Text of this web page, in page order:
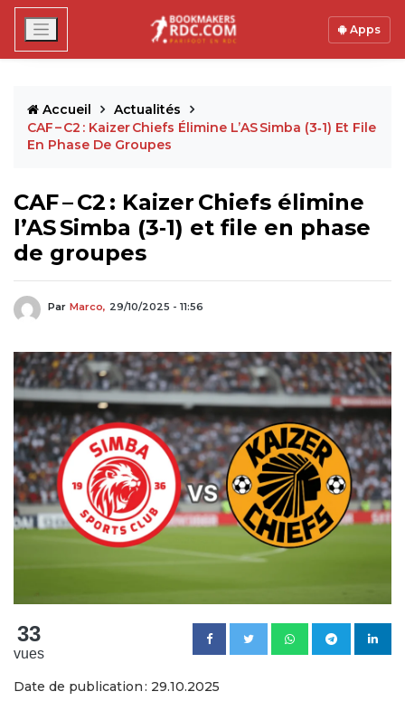
Apps
Accueil
Actualités
CAF – C2 : Kaizer Chiefs Élimine L’AS Simba (3‑1) Et File
En Phase De Groupes
CAF – C2 : Kaizer Chiefs élimine
l’AS Simba (3‑1) et file en phase
de groupes
Par Marco, 29/10/2025 - 11:56
33
vues
Date de publication : 29.10.2025